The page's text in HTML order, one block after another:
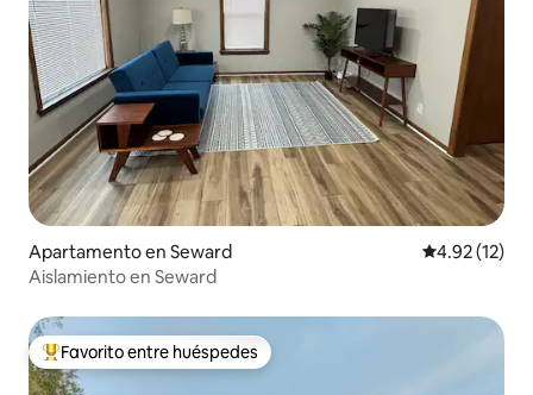
Apartamento en Seward Calificación
4.92 (12)
Aislamiento en Seward
Favorito entre huéspedes preferido
Favorito entre huéspedes